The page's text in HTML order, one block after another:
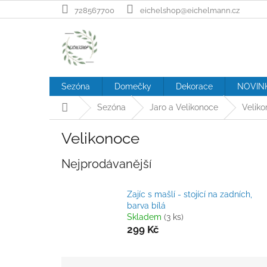
na
728567700 eichelshop@eichelmann.cz
Sezóna Domečky Dekorace
Domů Sezóna Jaro a Velikonoce
Velikonoce
Nejprodávanější
Zajíc s mašlí - stojící na zadních,
barva bílá
Skladem (3 ks)
299 Kč